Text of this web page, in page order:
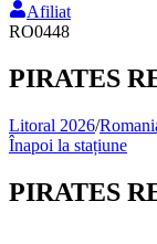
Afiliat
RO0448
PIRATES
Litoral 2026/
Înapoi la stațiune
PIRATES